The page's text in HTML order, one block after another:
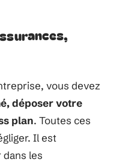
vous devez
déposer votre
plan. Toutes ces
Il est
dans les